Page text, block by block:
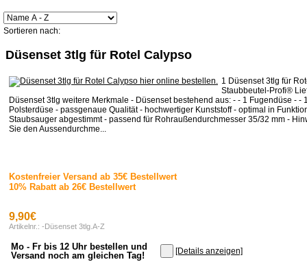
Sortieren nach:
Düsenset 3tlg für Rotel Calypso
1 Düsenset 3tlg für
Staubbeutel-Profi®
Düsenset 3tlg weitere Merkmale - Düsenset bestehend aus: - - 1 Fugendüse - -
Polsterdüse - passgenaue Qualität - hochwertiger Kunststoff - optimal in
Staubsauger abgestimmt - passend für Rohraußendurchmesser 35/32 mm -
Sie den Aussendurchme...
Kostenfreier Versand ab 35€ Bestellwert
10% Rabatt ab 26€ Bestellwert
9,90€
Artikelnr.: -Düsenset 3tlg.A-Z
Mo - Fr bis 12 Uhr bestellen und
Versand noch am gleichen Tag!
[Details anzeigen]